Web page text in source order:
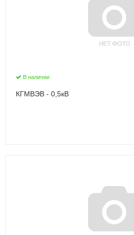
В наличии
КГМВЭВ - 0,5кВ